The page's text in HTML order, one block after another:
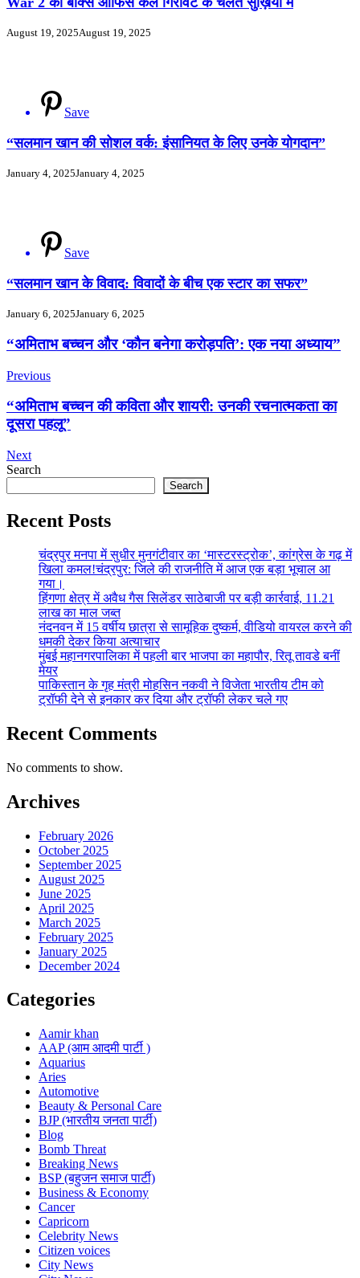
August 19, 2025August 19, 2025
Save
“सलमान खान की सोशल वर्क: इंसानियत के लिए उनके योगदान”
January 4, 2025January 4, 2025
Save
“सलमान खान के विवाद: विवादों के बीच एक स्टार का सफर”
January 6, 2025January 6, 2025
Post
Navigation
“अमिताभ बच्चन और ‘कौन बनेगा करोड़पति’: एक नया अध्याय”
Previous
“अमिताभ बच्चन की कविता और शायरी: उनकी रचनात्मकता का
दूसरा पहलू”
Next
Search
Search
Recent Posts
चंद्रपुर मनपा में सुधीर मुनगंटीवार का ‘मास्टरस्ट्रोक’, कांग्रेस के गढ़ में
खिला कमल!चंद्रपुर: जिले की राजनीति में आज एक बड़ा भूचाल आ
गया।
हिंगणा क्षेत्र में अवैध गैस सिलेंडर साठेबाजी पर बड़ी कार्रवाई, 11.21
लाख का माल जब्त
नंदनवन में 15 वर्षीय छात्रा से सामूहिक दुष्कर्म, वीडियो वायरल करने की
धमकी देकर किया अत्याचार
मुंबई महानगरपालिका में पहली बार भाजपा का महापौर, रितू तावडे बनीं
मेयर
पाकिस्तान के गृह मंत्री मोहसिन नकवी ने विजेता भारतीय टीम को
ट्रॉफी देने से इनकार कर दिया और ट्रॉफी लेकर चले गए
Recent Comments
No comments to show.
Archives
February 2026
October 2025
September 2025
August 2025
June 2025
April 2025
March 2025
February 2025
January 2025
December 2024
Categories
Aamir khan
AAP (आम आदमी पार्टी )
Aquarius
Aries
Automotive
Beauty & Personal Care
BJP (भारतीय जनता पार्टी)
Blog
Bomb Threat
Breaking News
BSP (बहुजन समाज पार्टी)
Business & Economy
Cancer
Capricorn
Celebrity News
Citizen voices
City News